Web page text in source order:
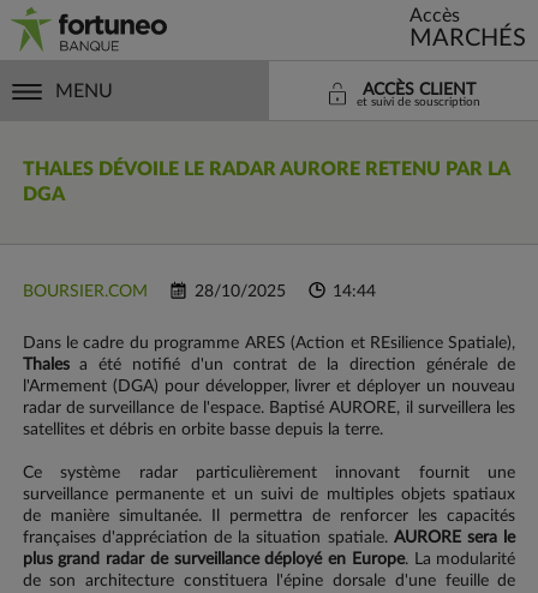
Accès
MARCHÉS
MENU ACCÈS CLIENT
et suivi de souscription
THALESDÉVOILE LE RADAR AURORE RETENU PAR LA
DGA
BOURSIER.COM 28/10/2025 14:44
Dans le cadre du programme ARES (Action et REsilience Spatiale),
Thalesa été notifié d'un contrat de la direction générale de
l'Armement (DGA) pour développer, livrer et déployer un nouveau
radar de surveillance de l'espace. Baptisé AURORE, il surveillera les
satellites et débris en orbite basse depuis la terre.
Ce système radar particulièrement innovant fournit une
surveillance permanente et un suivi de multiples objets spatiaux
de manière simultanée. Il permettra de renforcer les capacités
françaises d'appréciation de la situation spatiale. AURORE sera le
plus grand radar de surveillance déployé en Europe. La modularité
de son architecture constituera l'épine dorsale d'une feuille de